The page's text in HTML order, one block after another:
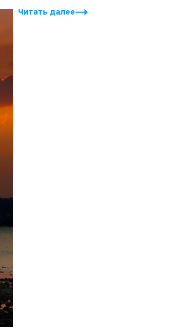
Читать далее